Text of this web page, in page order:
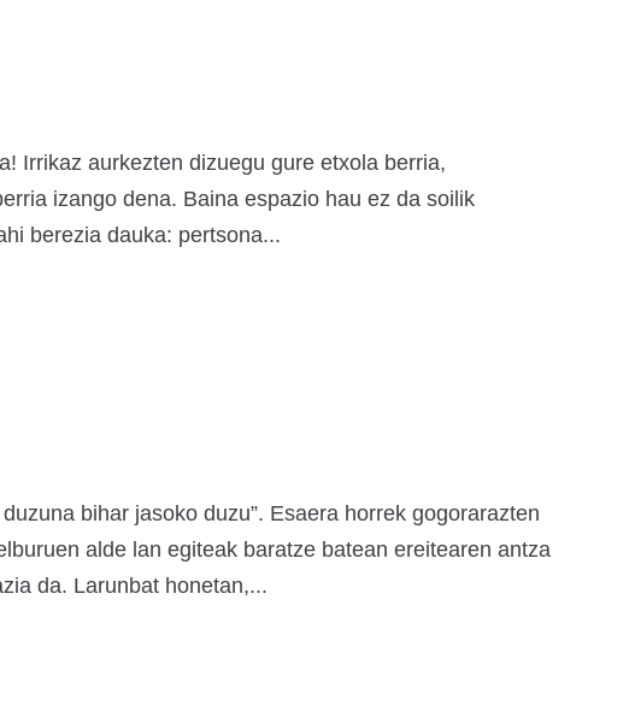
Irrikaz aurkezten dizuegu gure etxola berria,
izango dena. Baina espazio hau ez da soilik
berezia dauka: pertsona...
bihar jasoko duzu”. Esaera horrek gogorarazten
alde lan egiteak baratze batean ereitearen antza
da. Larunbat honetan,...